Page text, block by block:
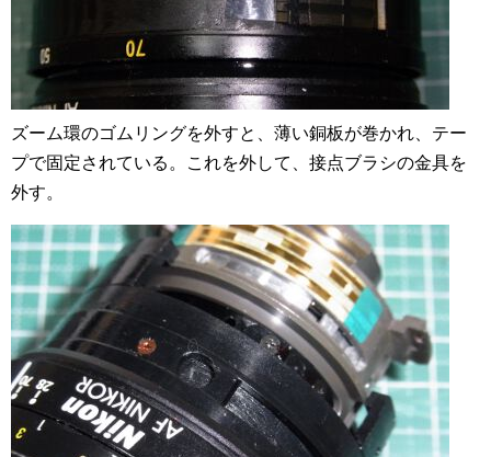
ズーム環のゴムリングを外すと、薄い銅板が巻かれ、テー
プで固定されている。これを外して、接点ブラシの金具を
外す。